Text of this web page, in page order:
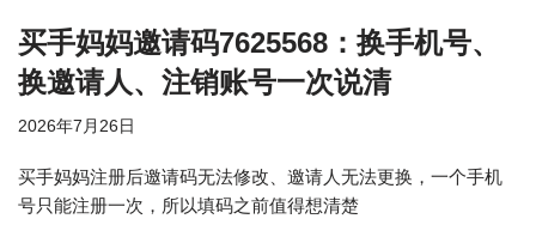
买手妈妈邀请码7625568：换手机号、
换邀请人、注销账号一次说清
2026年7月26日
买手妈妈注册后邀请码无法修改、邀请人无法更换，一个手机
号只能注册一次，所以填码之前值得想清楚